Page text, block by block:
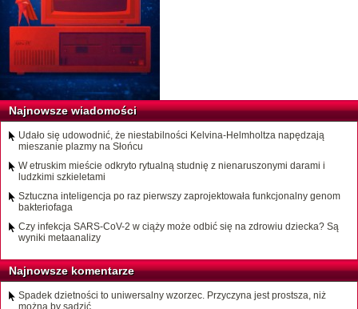
Najnowsze wiadomości
Udało się udowodnić, że niestabilności Kelvina-Helmholtza napędzają
mieszanie plazmy na Słońcu
W etruskim mieście odkryto rytualną studnię z nienaruszonymi darami i
ludzkimi szkieletami
Sztuczna inteligencja po raz pierwszy zaprojektowała funkcjonalny genom
bakteriofaga
Czy infekcja SARS-CoV-2 w ciąży może odbić się na zdrowiu dziecka? Są
wyniki metaanalizy
Najnowsze komentarze
Spadek dzietności to uniwersalny wzorzec. Przyczyna jest prostsza, niż
można by sądzić